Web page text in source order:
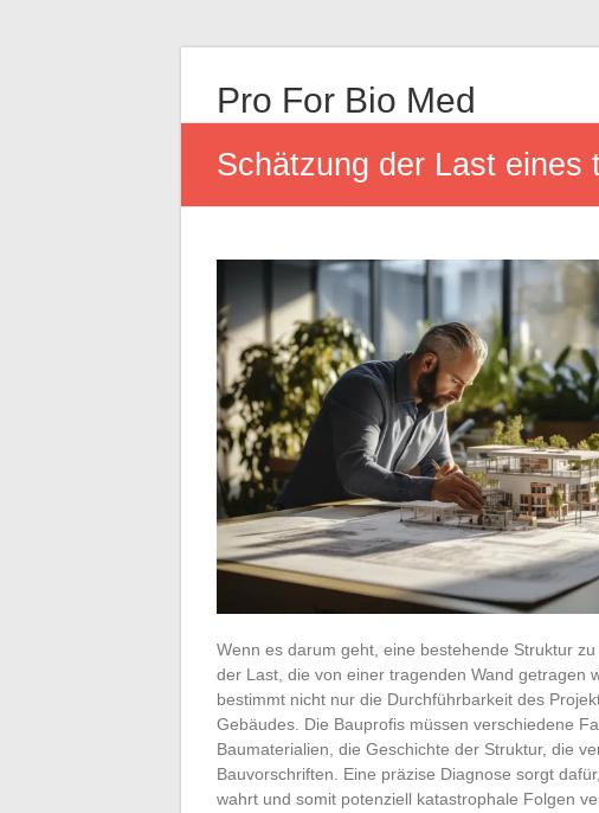
Pro For Bio Med
Schätzung der Last eines
Wenn es darum geht, eine bestehende Struktur
der Last, die von einer tragenden Wand getragen
bestimmt nicht nur die Durchführbarkeit des
Gebäudes. Die Bauprofis müssen verschiedene
Baumaterialien, die Geschichte der Struktur, die
Bauvorschriften. Eine präzise Diagnose sorgt
wahrt und somit potenziell katastrophale Folgen